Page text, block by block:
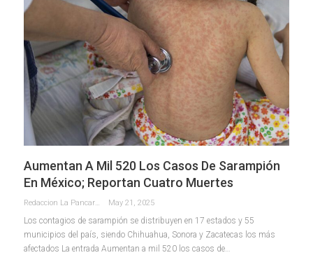
Aumentan A Mil 520 Los Casos De Sarampión
En México; Reportan Cuatro Muertes
Redaccion La Pancarta De Quintana Roo May 21, 2025
Los contagios de sarampión se distribuyen en 17 estados y 55
municipios del país, siendo Chihuahua, Sonora y Zacatecas los más
afectados La entrada Aumentan a mil 520 los casos de…